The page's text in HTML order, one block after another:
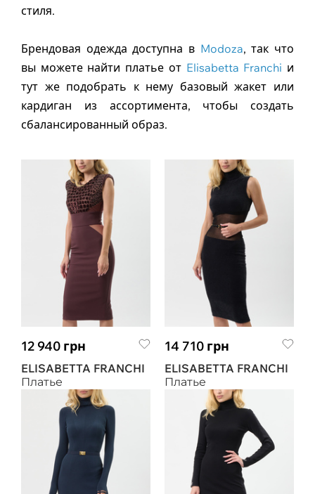
стиля.
Брендовая одежда доступна в Modoza, так что
вы можете найти платье от Elisabetta Franchi и
тут же подобрать к нему базовый жакет или
кардиган из ассортимента, чтобы создать
сбалансированный образ.
12 940 грн
ELISABETTA FRANCHI
Платье
14 710 грн
ELISABETTA FRANCHI
Платье